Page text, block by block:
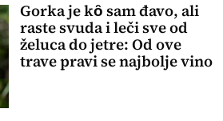
Gorka je kȏ sam đavo, ali
raste svuda i leči sve od
želuca do jetre: Od ove
trave pravi se najbolje vino